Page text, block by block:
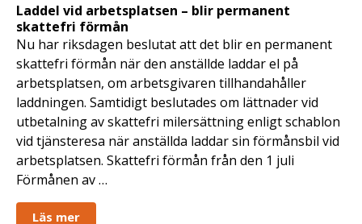
Laddel vid arbetsplatsen – blir permanent
skattefri förmån
Nu har riksdagen beslutat att det blir en permanent
skattefri förmån när den anställde laddar el på
arbetsplatsen, om arbetsgivaren tillhandahåller
laddningen. Samtidigt beslutades om lättnader vid
utbetalning av skattefri milersättning enligt schablon
vid tjänsteresa när anställda laddar sin förmånsbil vid
arbetsplatsen. Skattefri förmån från den 1 juli
Förmånen av …
Läs mer